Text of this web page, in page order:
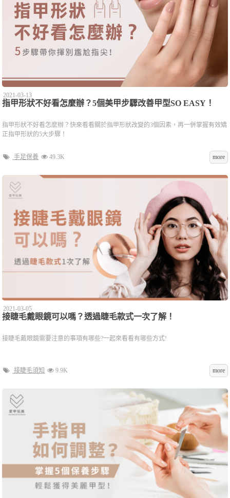
2021-03-13
指甲形狀不好看怎麼辦？5個美甲步驟改善甲型SO EASY！
指甲形狀不好看怎麼辦？快來看看關於指甲形狀改變的3個因素，再一併掌握有效矯
正指甲形狀的5大步驟！
手足保養 49.3K more
2021-03-05
接睫毛戴眼鏡可以嗎？透過睫毛款式一次了解！
接睫毛戴眼鏡需要注意的事項有哪些?一起來看看有哪些方式!
接睫毛須知 9.9K more